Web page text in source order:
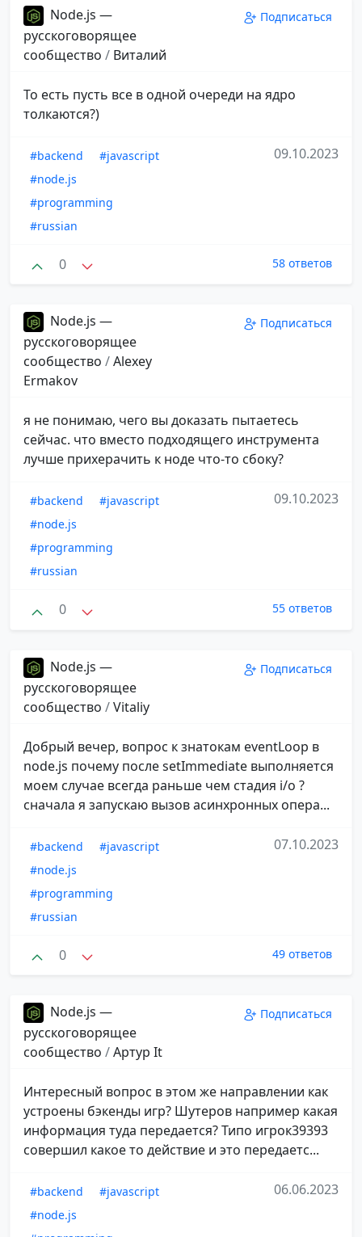
Node.js —
русскоговорящее
сообщество / Виталий
Подписаться
То есть пусть все в одной очереди на ядро
толкаются?)
#backend
#javascript
#node.js
#programming
#russian
09.10.2023
0 58 ответов
Node.js —
русскоговорящее
сообщество /Alexey
Ermakov
Подписаться
я не понимаю, чего вы доказать пытаетесь
сейчас. что вместо подходящего инструмента
лучше прихерачить к ноде что-то сбоку?
#backend
#javascript
#node.js
#programming
#russian
09.10.2023
0 55 ответов
Node.js —
русскоговорящее
сообщество /Vitaliy
Подписаться
Добрый вечер, вопрос к знатокам eventLoop в
node.js почему после setImmediate выполняется
моем случае всегда раньше чем стадия i/o ?
сначала я запускаю вызов асинхронных опера...
#backend
#javascript
#node.js
#programming
#russian
07.10.2023
0 49 ответов
Node.js —
русскоговорящее
сообщество /Aртур It
Подписаться
Интересный вопрос в этом же направлении как
устроены бэкенды игр? Шутеров например какая
информация туда передается? Типо игрок39393
совершил какое то действие и это передаетс...
#backend
#javascript
#node.js
06.06.2023